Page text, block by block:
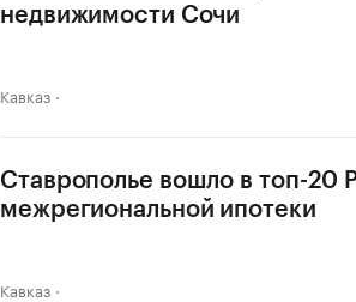
недвижимости Сочи
Кавказ
Ставрополье вошло в топ-20
межрегиональной ипотеки
Кавказ